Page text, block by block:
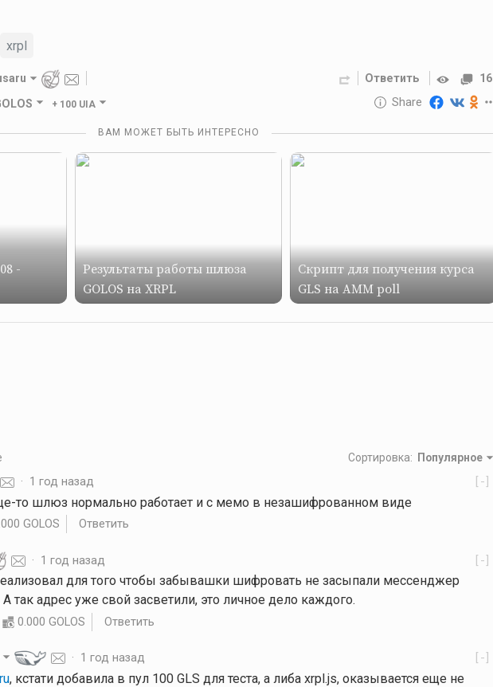
xrpl
+ 100 UIA
Ответить 16
Share
Reward
10 GOLOS
ВАМ МОЖЕТ БЫТЬ ИНТЕРЕСНО
-
Результаты работы шлюза
GOLOS на XRPL
Скрипт для получения курса
GLS на AMM poll
Сортировка: Популярное
[-]
· 1 год назад
то шлюз нормально работает и с мемо в незашифрованном виде
GOLOS Ответить
[-]
· 1 год назад
для того чтобы забывашки шифровать не засыпали мессенджер
так адрес уже свой засветили, это личное дело каждого.
0.000 GOLOS Ответить
[-]
· 1 год назад
, кстати добавила в пул 100 GLS для теста, а либа xrpl.js, оказывается еще не